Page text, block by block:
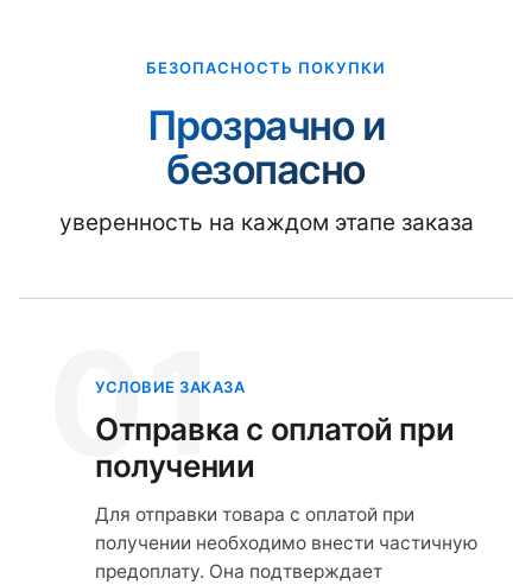
БЕЗОПАСНОСТЬ ПОКУПКИ
Прозрачно и
безопасно
уверенность на каждом этапе заказа
01
УСЛОВИЕ ЗАКАЗА
Отправка с оплатой при
получении
Для отправки товара с оплатой при
получении необходимо внести частичную
предоплату. Она подтверждает